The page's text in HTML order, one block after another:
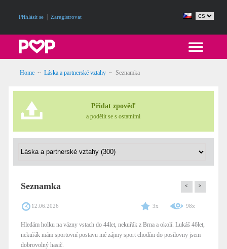
Přihlásit se Zaregistrovat
Home ~ Láska a partnerské vztahy ~ Seznamka
Přidat zpověď
a podělit se s ostatními
Seznamka < >
12.06.2026 3x 98x
Hledám holku na vázny vstach do 44let, nekuřák z Brna a okolí. Lukáš 46let,
nekuřák mám sportovní postavu mé zájmy sport chodím do posilovny jsem
dobrovolný hasič.